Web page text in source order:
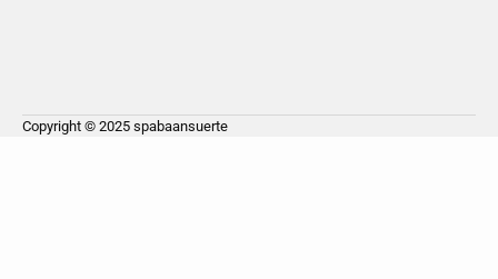
Copyright © 2025 spabaansuerte